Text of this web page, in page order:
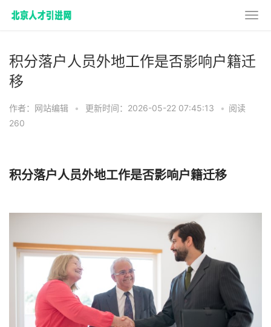
积分落户人员外地工作是否影响户籍迁
移
作者：网站编辑 • 更新时间：2026-05-22 07:45:13 • 阅读
260
积分落户人员外地工作是否影响户籍迁移